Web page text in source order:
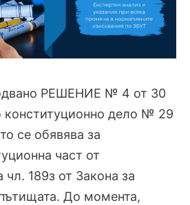
РЕШЕНИЕ № 4 от 30
конституционно дело № 29
се обявява за
част от
чл. 189з от Закона за
До момента,